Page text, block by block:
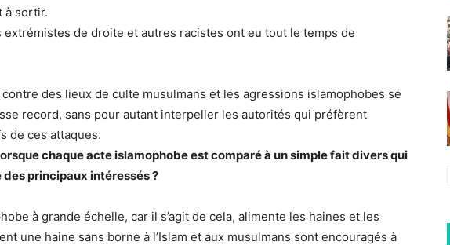
à sortir.
extrémistes de droite et autres racistes ont eu tout le temps de
des lieux de culte musulmans et les agressions islamophobes se
record, sans pour autant interpeller les autorités qui préfèrent
de ces attaques.
chaque acte islamophobe est comparé à un simple fait divers qui
principaux intéressés ?
à grande échelle, car il s’agit de cela, alimente les haines et les
une haine sans borne à l’Islam et aux musulmans sont encouragés à